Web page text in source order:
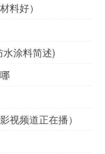
料好）
涂料简述)
视频道正在播）